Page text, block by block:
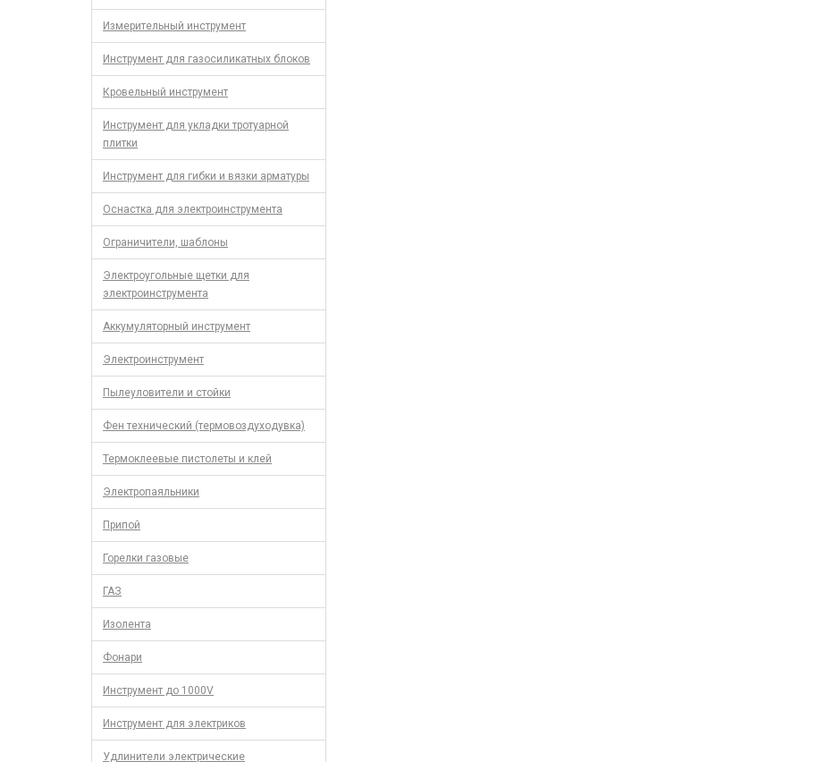
Измерительный инструмент
Инструмент для газосиликатных блоков
Кровельный инструмент
Инструмент для укладки тротуарной
плитки
Инструмент для гибки и вязки арматуры
Оснастка для электроинструмента
Ограничители, шаблоны
Электроугольные щетки для
электроинструмента
Аккумуляторный инструмент
Электроинструмент
Пылеуловители и стойки
Фен технический (термовоздуходувка)
Термоклеевые пистолеты и клей
Электропаяльники
Припой
Горелки газовые
ГАЗ
Изолента
Фонари
Инструмент до 1000V
Инструмент для электриков
Удлинители электрические